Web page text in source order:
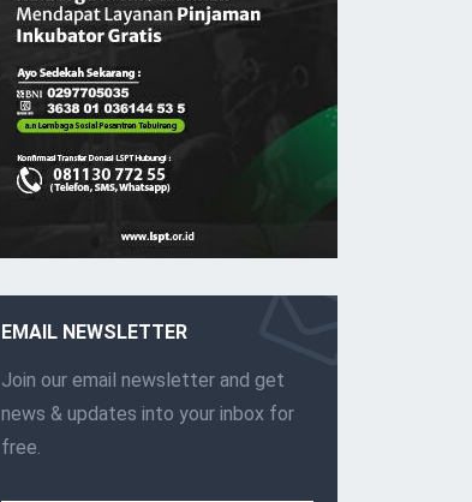
EMAIL NEWSLETTER
Join our email newsletter and get
news & updates into your inbox for
free.